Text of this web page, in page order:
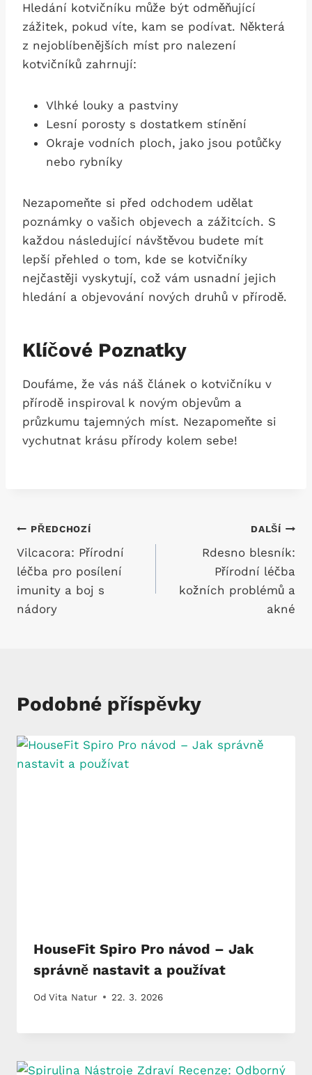
Hledání kotvičníku může být odměňující
zážitek, pokud víte, kam se podívat. Některá
z nejoblíbenějších míst pro nalezení
kotvičníků zahrnují:
Vlhké louky a pastviny
Lesní porosty s dostatkem stínění
Okraje vodních ploch, jako jsou potůčky
nebo rybníky
Nezapomeňte si před odchodem udělat
poznámky o vašich objevech a zážitcích. S
každou následující návštěvou budete mít
lepší přehled o tom, kde se kotvičníky
nejčastěji vyskytují, což vám usnadní jejich
hledání a objevování nových druhů v přírodě.
Klíčové Poznatky
Doufáme, že vás náš článek o kotvičníku v
přírodě inspiroval k novým objevům a
průzkumu tajemných míst. Nezapomeňte si
vychutnat krásu přírody kolem sebe!
Navigace
pro
příspěvek
PŘEDCHOZÍ
Vilcacora: Přírodní
léčba pro posílení
imunity a boj s
nádory
DALŠÍ
Rdesno blesník:
Přírodní léčba
kožních problémů a
akné
Podobné příspěvky
HouseFit Spiro Pro návod – Jak
správně nastavit a používat
Od Vita Natur 22. 3. 2026